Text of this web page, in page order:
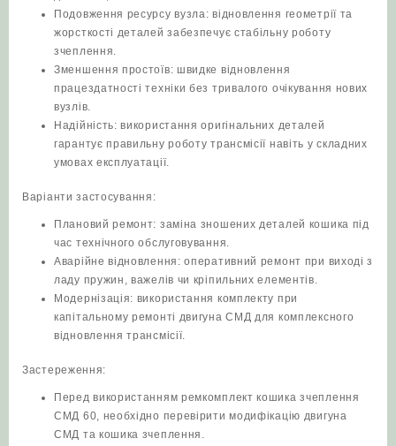
Подовження ресурсу вузла: відновлення геометрії та
жорсткості деталей забезпечує стабільну роботу
зчеплення.
Зменшення простоїв: швидке відновлення
працездатності техніки без тривалого очікування нових
вузлів.
Надійність: використання оригінальних деталей
гарантує правильну роботу трансмісії навіть у складних
умовах експлуатації.
Варіанти застосування:
Плановий ремонт: заміна зношених деталей кошика під
час технічного обслуговування.
Аварійне відновлення: оперативний ремонт при виході з
ладу пружин, важелів чи кріпильних елементів.
Модернізація: використання комплекту при
капітальному ремонті двигуна СМД для комплексного
відновлення трансмісії.
Застереження:
Перед використанням ремкомплект кошика зчеплення
СМД 60, необхідно перевірити модифікацію двигуна
СМД та кошика зчеплення.